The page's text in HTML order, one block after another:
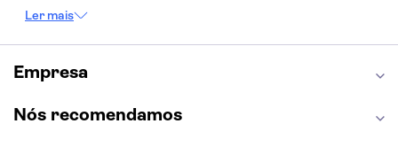
Parque Güell
Caminito del Rey
Castelo de São Jorge
Quinta da Regaleira
Parque Warner
Mosteiro dos Jerónimos
Ler mais
Empresa
Nós recomendamos